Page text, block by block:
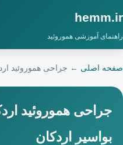
hemm.ir
راهنمای آموزشی هموروئید
صفحه اصلی ← جراحی هموروئید
جراحی هموروئید
بواسیر اردکان